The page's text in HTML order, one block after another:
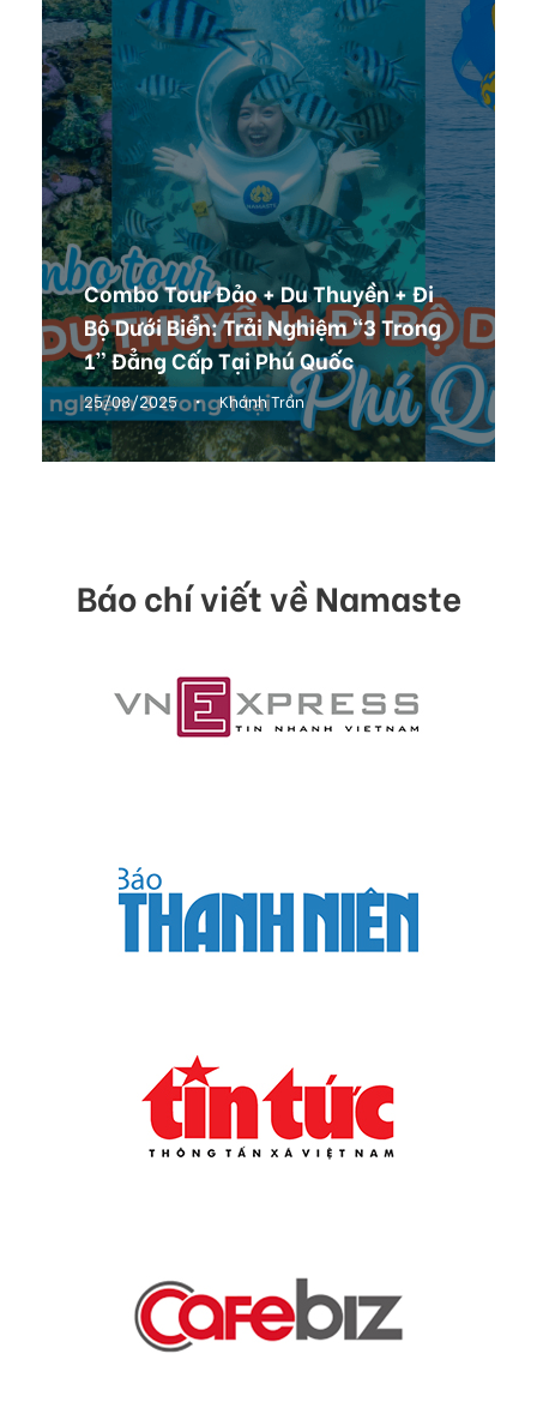
Combo Tour Đảo + Du Thuyền + Đi
Bộ Dưới Biển: Trải Nghiệm “3 Trong
1” Đẳng Cấp Tại Phú Quốc
25/08/2025 • Khánh Trần
Báo chí viết về Namaste